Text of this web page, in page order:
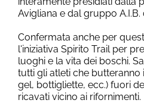
Avigliana e dal gruppo A.I.B.
Confermata anche per
l'iniziativa Spirito Trail per
luoghi e la vita dei boschi.
tutti gli atleti che butteranno
gel, bottigliette, ecc.) fuori
ricavati vicino ai rifornimenti.